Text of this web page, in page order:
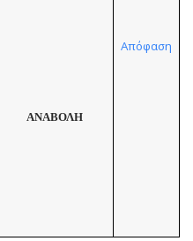
ΑΝΑΒΟΛΗ
Απόφαση